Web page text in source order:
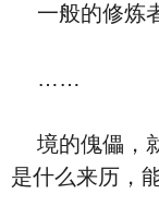
一般的修炼
……
境的傀儡，
是什么来历，